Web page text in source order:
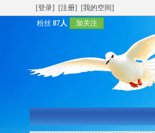
[登录] [注册]
[我的空间]
粉丝 87人 加关注